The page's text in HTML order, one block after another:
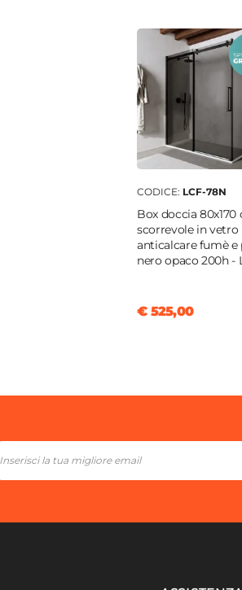
CODICE: LCF-78N
Box doccia 80x170
scorrevole in vetro
anticalcare fumè e
nero opaco 200h -
€ 525,00